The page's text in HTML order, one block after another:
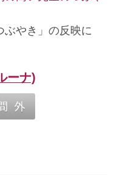
やき」の反映に
ーナ)